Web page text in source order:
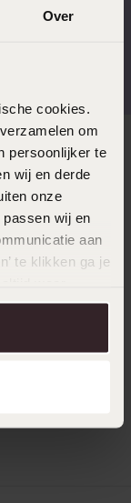
Over
cookies.
om
persoonlijker te
wij en derde
onze
wij en
aan
te klikken ga je
.